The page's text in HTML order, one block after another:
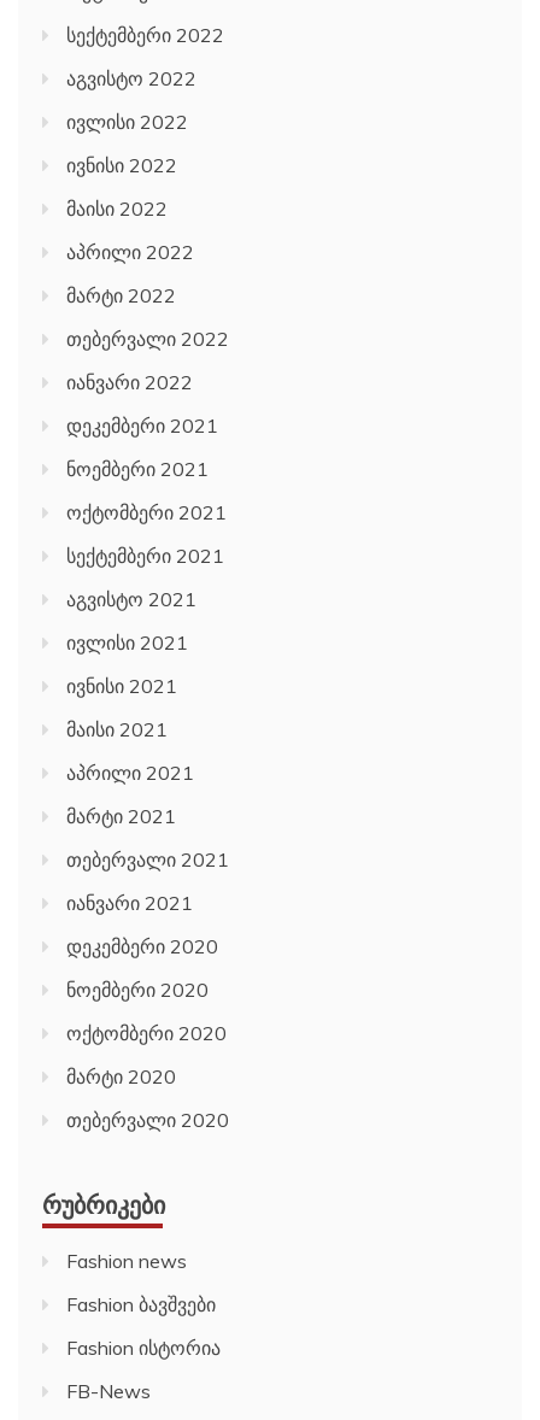
სექტემბერი 2022
აგვისტო 2022
ივლისი 2022
ივნისი 2022
მაისი 2022
აპრილი 2022
მარტი 2022
თებერვალი 2022
იანვარი 2022
დეკემბერი 2021
ნოემბერი 2021
ოქტომბერი 2021
სექტემბერი 2021
აგვისტო 2021
ივლისი 2021
ივნისი 2021
მაისი 2021
აპრილი 2021
მარტი 2021
თებერვალი 2021
იანვარი 2021
დეკემბერი 2020
ნოემბერი 2020
ოქტომბერი 2020
მარტი 2020
თებერვალი 2020
ᲠᲣᲑᲠᲘᲙᲔᲑᲘ
Fashion news
Fashion ბავშვები
Fashion ისტორია
FB-News